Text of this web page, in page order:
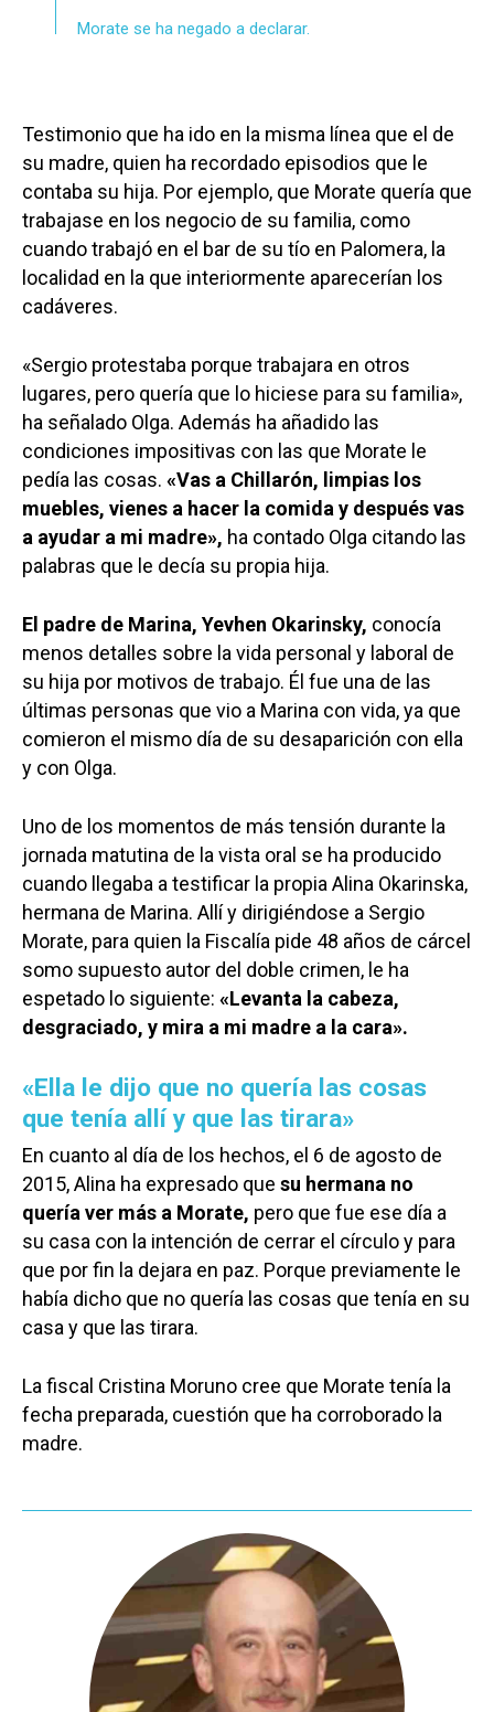
Morate se ha negado a declarar.
Testimonio que ha ido en la misma línea que el de
su madre, quien ha recordado episodios que le
contaba su hija. Por ejemplo, que Morate quería que
trabajase en los negocio de su familia, como
cuando trabajó en el bar de su tío en Palomera, la
localidad en la que interiormente aparecerían los
cadáveres.
«Sergio protestaba porque trabajara en otros
lugares, pero quería que lo hiciese para su familia»,
ha señalado Olga. Además ha añadido las
condiciones impositivas con las que Morate le
pedía las cosas. «Vas a Chillarón, limpias los
muebles, vienes a hacer la comida y después vas
a ayudar a mi madre», ha contado Olga citando las
palabras que le decía su propia hija.
El padre de Marina, Yevhen Okarinsky, conocía
menos detalles sobre la vida personal y laboral de
su hija por motivos de trabajo. Él fue una de las
últimas personas que vio a Marina con vida, ya que
comieron el mismo día de su desaparición con ella
y con Olga.
Uno de los momentos de más tensión durante la
jornada matutina de la vista oral se ha producido
cuando llegaba a testificar la propia Alina Okarinska,
hermana de Marina. Allí y dirigiéndose a Sergio
Morate, para quien la Fiscalía pide 48 años de cárcel
somo supuesto autor del doble crimen, le ha
espetado lo siguiente: «Levanta la cabeza,
desgraciado, y mira a mi madre a la cara».
«Ella le dijo que no quería las cosas
que tenía allí y que las tirara»
En cuanto al día de los hechos, el 6 de agosto de
2015, Alina ha expresado que su hermana no
quería ver más a Morate, pero que fue ese día a
su casa con la intención de cerrar el círculo y para
que por fin la dejara en paz. Porque previamente le
había dicho que no quería las cosas que tenía en su
casa y que las tirara.
La fiscal Cristina Moruno cree que Morate tenía la
fecha preparada, cuestión que ha corroborado la
madre.